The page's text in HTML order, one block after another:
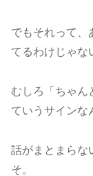
でもそれって、
てるわけじゃな
むしろ「ちゃん
ていうサインな
話がまとまらな
そ。